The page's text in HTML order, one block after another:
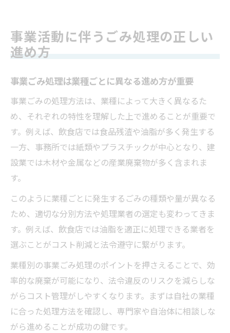
事業活動に伴うごみ処理の正しい
進め方
事業ごみ処理は業種ごとに異なる進め方が重要
事業ごみの処理方法は、業種によって大きく異なるた
め、それぞれの特性を理解した上で進めることが重要で
す。例えば、飲食店では食品残渣や油脂が多く発生する
一方、事務所では紙類やプラスチックが中心となり、建
設業では木材や金属などの産業廃棄物が多く含まれま
す。
このように業種ごとに発生するごみの種類や量が異なる
ため、適切な分別方法や処理業者の選定も変わってきま
す。例えば、飲食店では油脂を適正に処理できる業者を
選ぶことがコスト削減と法令遵守に繋がります。
業種別の事業ごみ処理のポイントを押さえることで、効
率的な廃棄が可能になり、法令違反のリスクを減らしな
がらコスト管理がしやすくなります。まずは自社の業種
に合った処理方法を確認し、専門家や自治体に相談しな
がら進めることが成功の鍵です。